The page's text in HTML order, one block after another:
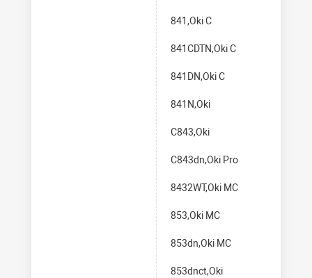
841,Oki C
841CDTN,Oki C
841DN,Oki C
841N,Oki
C843,Oki
C843dn,Oki Pro
8432WT,Oki MC
853,Oki MC
853dn,Oki MC
853dnct,Oki